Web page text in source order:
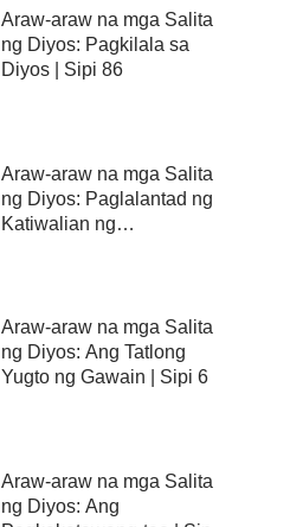
Araw-araw na mga Salita
ng Diyos: Pagkilala sa
Diyos | Sipi 86
Araw-araw na mga Salita
ng Diyos: Paglalantad ng
Katiwalian ng
Araw-araw na mga Salita
ng Diyos: Ang Tatlong
Yugto ng Gawain | Sipi 6
Araw-araw na mga Salita
ng Diyos: Ang